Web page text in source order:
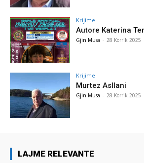
Krijime
Autore Katerina
Gjin Musa - 28 Korrik 2025
Krijime
Murtez Asllani
Gjin Musa - 28 Korrik 2025
LAJME RELEVANTE